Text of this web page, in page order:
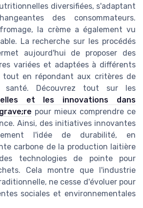
diversifiées, s'adaptant
des consommateurs.
la crème a également vu
La recherche sur les procédés
aujourd'hui de proposer des
variées et adaptées à différents
tout en répondant aux critères de
Découvrez tout sur les
et les innovations dans
pour mieux comprendre ce
Ainsi, des initiatives innovantes
l'idée de durabilité, en
carbone de la production laitière
technologies de pointe pour
Cela montre que l'industrie
ne cesse d'évoluer pour
sociales et environnementales